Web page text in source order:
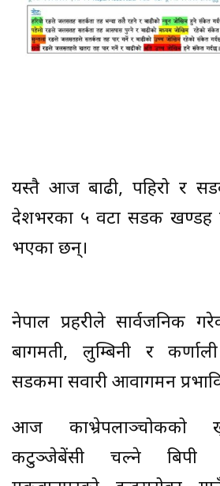
यस्तै आज बाढी, पहिरो र
देशभरका ५ वटा सडक खण्डहरू
भएका छन्।
नेपाल प्रहरीले सार्वजनिक
बागमती, लुम्बिनी र
सडकमा सवारी आवागमन
आज काभ्रेपलाञ्चोकको
कटुञ्जेबेंसी चल्ने बिपी